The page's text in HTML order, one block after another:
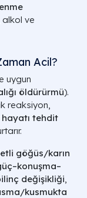
alkol ve
Acil?
uygun
öldürürmü).
reaksiyon,
hayatı tehdit
göğüs/karın
değişikliği,
kusmukta